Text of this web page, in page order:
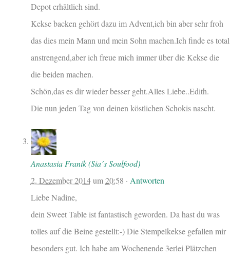
Depot erhältlich sind.
Kekse backen gehört dazu im Advent,ich bin aber sehr froh
das dies mein Mann und mein Sohn machen.Ich finde es total
anstrengend,aber ich freue mich immer über die Kekse die
die beiden machen.
Schön,das es dir wieder besser geht.Alles Liebe..Edith.
Die nun jeden Tag von deinen köstlichen Schokis nascht.
Anastasia Franik (Sia´s Soulfood)
2. Dezember 2014um20:58 · Antworten
Liebe Nadine,
dein Sweet Table ist fantastisch geworden. Da hast du was
tolles auf die Beine gestellt:-) Die Stempelkekse gefallen mir
besonders gut. Ich habe am Wochenende 3erlei Plätzchen